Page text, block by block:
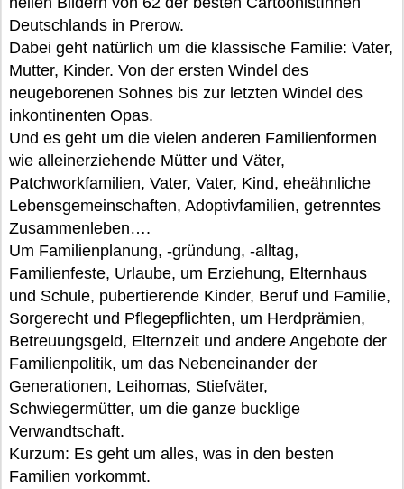
Deutschlands in Prerow.
Dabei geht natürlich um die klassische Familie: Vater,
Mutter, Kinder. Von der ersten Windel des
neugeborenen Sohnes bis zur letzten Windel des
inkontinenten Opas.
Und es geht um die vielen anderen Familienformen
wie alleinerziehende Mütter und Väter,
Patchworkfamilien, Vater, Vater, Kind, eheähnliche
Lebensgemeinschaften, Adoptivfamilien, getrenntes
Zusammenleben….
Um Familienplanung, -gründung, -alltag,
Familienfeste, Urlaube, um Erziehung, Elternhaus
und Schule, pubertierende Kinder, Beruf und Familie,
Sorgerecht und Pflegepflichten, um Herdprämien,
Betreuungsgeld, Elternzeit und andere Angebote der
Familienpolitik, um das Nebeneinander der
Generationen, Leihomas, Stiefväter,
Schwiegermütter, um die ganze bucklige
Verwandtschaft.
Kurzum: Es geht um alles, was in den besten
Familien vorkommt.